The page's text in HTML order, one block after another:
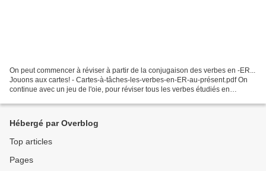
On peut commencer à réviser à partir de la conjugaison des verbes en -ER...
Jouons aux cartes! - Cartes-à-tâches-les-verbes-en-ER-au-présent.pdf On
continue avec un jeu de l'oie, pour réviser tous les verbes étudiés en
Hébergé par Overblog
Top articles
Pages